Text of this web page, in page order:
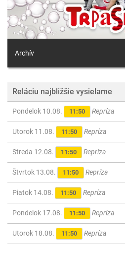
Archív
Reláciu najbližšie vysielame
Pondelok 10.08. 11:50 Repríza
Utorok 11.08. 11:50 Repríza
Streda 12.08. 11:50 Repríza
Štvrtok 13.08. 11:50 Repríza
Piatok 14.08. 11:50 Repríza
Pondelok 17.08. 11:50 Repríza
Utorok 18.08. 11:50 Repríza